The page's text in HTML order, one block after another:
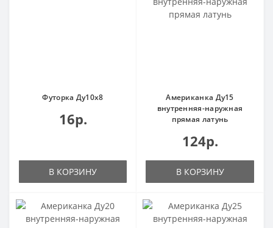
Футорка Ду10х8
16р.
В КОРЗИНУ
Американка Ду15
внутренняя-наружная
прямая латунь
124р.
В КОРЗИНУ